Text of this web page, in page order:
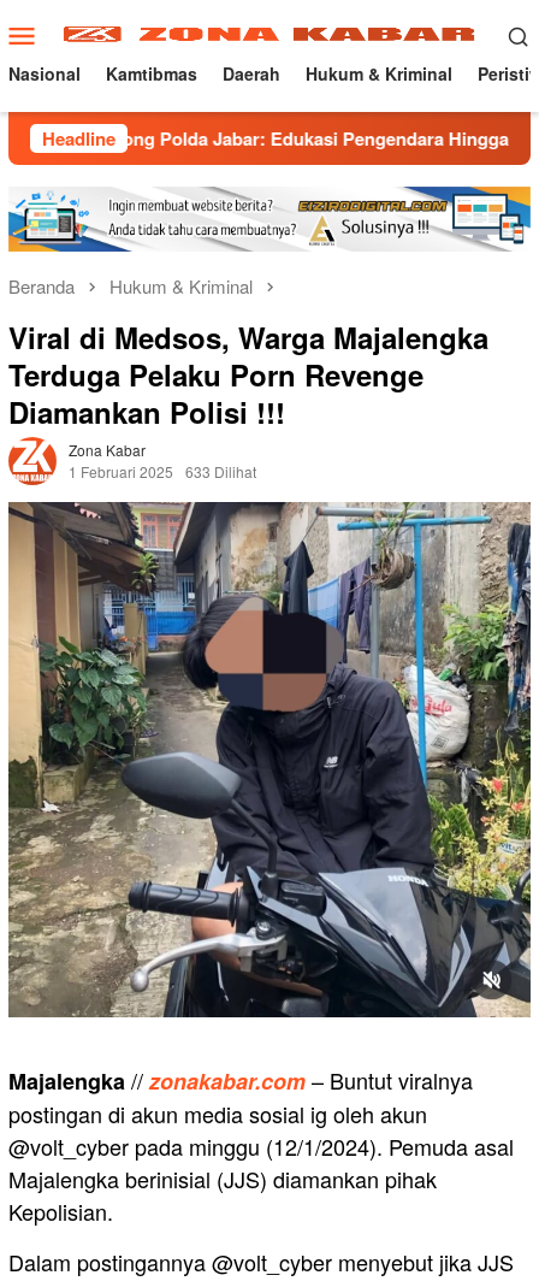
ke
konten
Menu
Mobile
Nasional Kamtibmas Daerah Hukum & Kriminal
Headline
Polda Jabar: Edukasi Pengendara Hingga Ganti Knalpot
Beranda Hukum & Kriminal
Viral di Medsos, Warga Majalengka
Terduga Pelaku Porn Revenge
Diamankan Polisi !!!
Zona Kabar
1 Februari 2025
633 Dilihat
Majalengka//zonakabar.com– Buntut viralnya
postingan di akun media sosial ig oleh akun
@volt_cyber pada minggu (12/1/2024). Pemuda asal
Majalengka berinisial (JJS) diamankan pihak
Kepolisian.
Dalam postingannya @volt_cyber menyebut jika JJS